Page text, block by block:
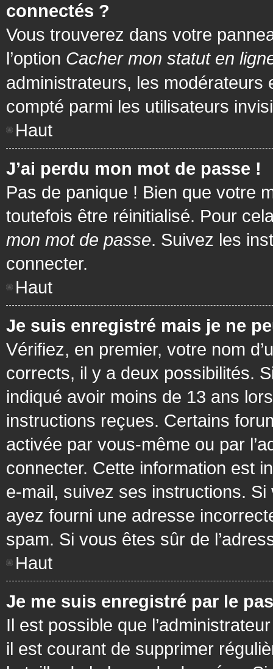
connectés ?
Vous trouverez dans votre
l’option Cacher mon statut en
administrateurs, les
compté parmi les utilisateurs
Haut
J’ai perdu mon mot de passe !
Pas de panique ! Bien que votre
toutefois être réinitialisé. Pour
mon mot de passe. Suivez les
connecter.
Haut
Je suis enregistré mais je ne
Vérifiez, en premier, votre nom
corrects, il y a deux possibilités.
indiqué avoir moins de 13 ans
instructions reçues. Certains
activée par vous-même ou par
connecter. Cette information est
e-mail, suivez ses instructions. Si
ayez fourni une adresse
spam. Si vous êtes sûr de
Haut
Je me suis enregistré par le
Il est possible que
il est courant de supprimer